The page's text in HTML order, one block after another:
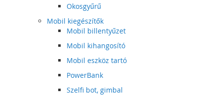
Okosgyűrű
Mobil kiegészítők
Mobil billentyűzet
Mobil kihangosító
Mobil eszköz tartó
PowerBank
Szelfi bot, gimbal